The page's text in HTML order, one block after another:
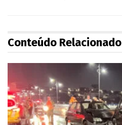
Conteúdo Relacionado